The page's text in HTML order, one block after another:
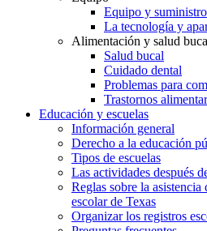
Equipo y
La tecnología y
Alimentación y salud
Salud bucal
Cuidado dental
Problemas para
Trastornos
Educación y escuelas
Información general
Derecho a la educación
Tipos de escuelas
Las actividades después
Reglas sobre la
escolar de Texas
Organizar los registros